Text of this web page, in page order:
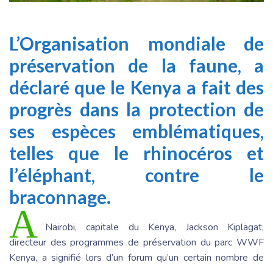
L’Organisation mondiale de
préservation de la faune, a
déclaré que le Kenya a fait des
progrès dans la protection de
ses espèces emblématiques,
telles que le rhinocéros et
l’éléphant, contre le
braconnage.
A Nairobi, capitale du Kenya, Jackson Kiplagat,
directeur des programmes de préservation du parc WWF
Kenya, a signifié lors d’un forum qu’un certain nombre de